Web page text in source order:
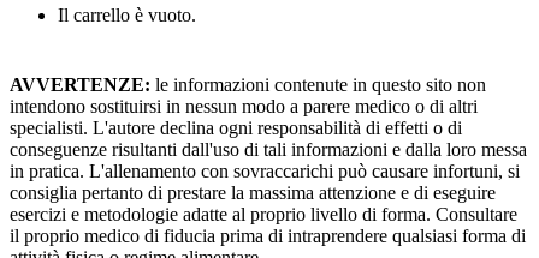
Il carrello è vuoto.
AVVERTENZE: le informazioni contenute in questo sito non
intendono sostituirsi in nessun modo a parere medico o di altri
specialisti. L'autore declina ogni responsabilità di effetti o di
conseguenze risultanti dall'uso di tali informazioni e dalla loro messa
in pratica. L'allenamento con sovraccarichi può causare infortuni, si
consiglia pertanto di prestare la massima attenzione e di eseguire
esercizi e metodologie adatte al proprio livello di forma. Consultare
il proprio medico di fiducia prima di intraprendere qualsiasi forma di